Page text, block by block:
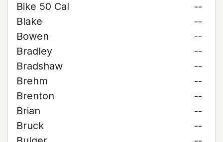
Bike 50 Cal
--
Blake
--
Bowen
--
Bradley
--
Bradshaw
--
Brehm
--
Brenton
--
Brian
--
Bruck
--